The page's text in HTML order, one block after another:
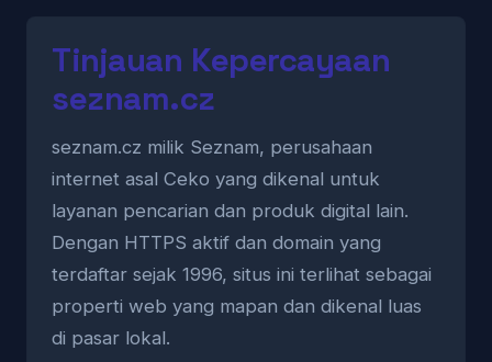
Tinjauan Kepercayaan
seznam.cz
seznam.cz milik Seznam, perusahaan
internet asal Ceko yang dikenal untuk
layanan pencarian dan produk digital lain.
Dengan HTTPS aktif dan domain yang
terdaftar sejak 1996, situs ini terlihat sebagai
properti web yang mapan dan dikenal luas
di pasar lokal.